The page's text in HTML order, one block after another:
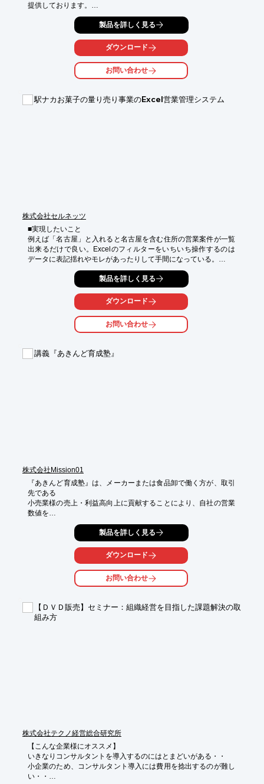
提供しております。
企業と企業、事業と事業、製品と製品を繋げ、結び、更に
価値あるものとして世の中へ提供してゆく。
共同開発・資本提携・販売パートナーなどの外部との共創によ
り、企業・事業の
価値を更に高めるサポートをいたします。
経営課題・自社の強みについてお聞かせください。
【こんなお悩みに】
製品を詳しく見る
ダウンロード
お問い合わせ
駅ナカお菓子の量り売り事業のExcel営業管理システム
株式会社セルネッツ
■実現したいこと
例えば「名古屋」と入れると名古屋を含む住所の営業案件が一覧
出来るだけで良い。Excelのフィルターをいちいち操作するのは
データに表記揺れやモレがあったりして手間になっている。
■訪問履歴が一覧できるようになった
お菓子の仕入先へ営業へ行った履歴も一覧できるようになったた
め「1年前、4ヶ月前、1ヶ月前と3回営業行っているのにまだ取引
できていない」などということが見える化された。
製品を詳しく見る
ダウンロード
お問い合わせ
講義『あきんど育成塾』
株式会社Mission01
『あきんど育成塾』は、メーカーまたは食品卸で働く方が、取引
先である
小売業様の売上・利益高向上に貢献することにより、自社の営業
数値を
改善でき、さらにその商品を使っていただいたお客様の生活が豊
夢見ることの出来る "ホンモノの商売人" を育成する講義です。
将来を担う若手社員の育成や、「商売人」感覚を持った社員の育
成が可能です。
ご要望の際はお気軽に、お問い合わせください。
■営業、開発に携わる社員全体のレベルアップ
■現状環境認識とそれに対応できる社員の育成
製品を詳しく見る
ダウンロード
お問い合わせ
【ＤＶＤ販売】セミナー：組織経営を目指した課題解決の取
組み方
株式会社テクノ経営総合研究所
【こんな企業様にオススメ】
いきなりコンサルタントを導入するのにはとまどいがある・・
小企業のため、コンサルタント導入には費用を捻出するのが難し
い・・